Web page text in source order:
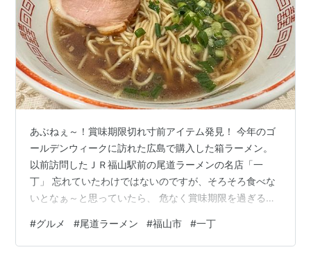
あぶねぇ～！賞味期限切れ寸前アイテム発見！ 今年のゴ
ールデンウィークに訪れた広島で購入した箱ラーメン。
以前訪問したＪＲ福山駅前の尾道ラーメンの名店「一
丁」 忘れていたわけではないのですが、そろそろ食べな
いとなぁ～と思っていたら、 危なく賞味期限を過ぎると
んに！ 尾道ラーメンの特徴は醤油味に背脂。出汁は「い
りこ」が効いている。 見た目はギトギトっぽいけどそん
#グルメ #尾道ラーメン #福山市 #一丁